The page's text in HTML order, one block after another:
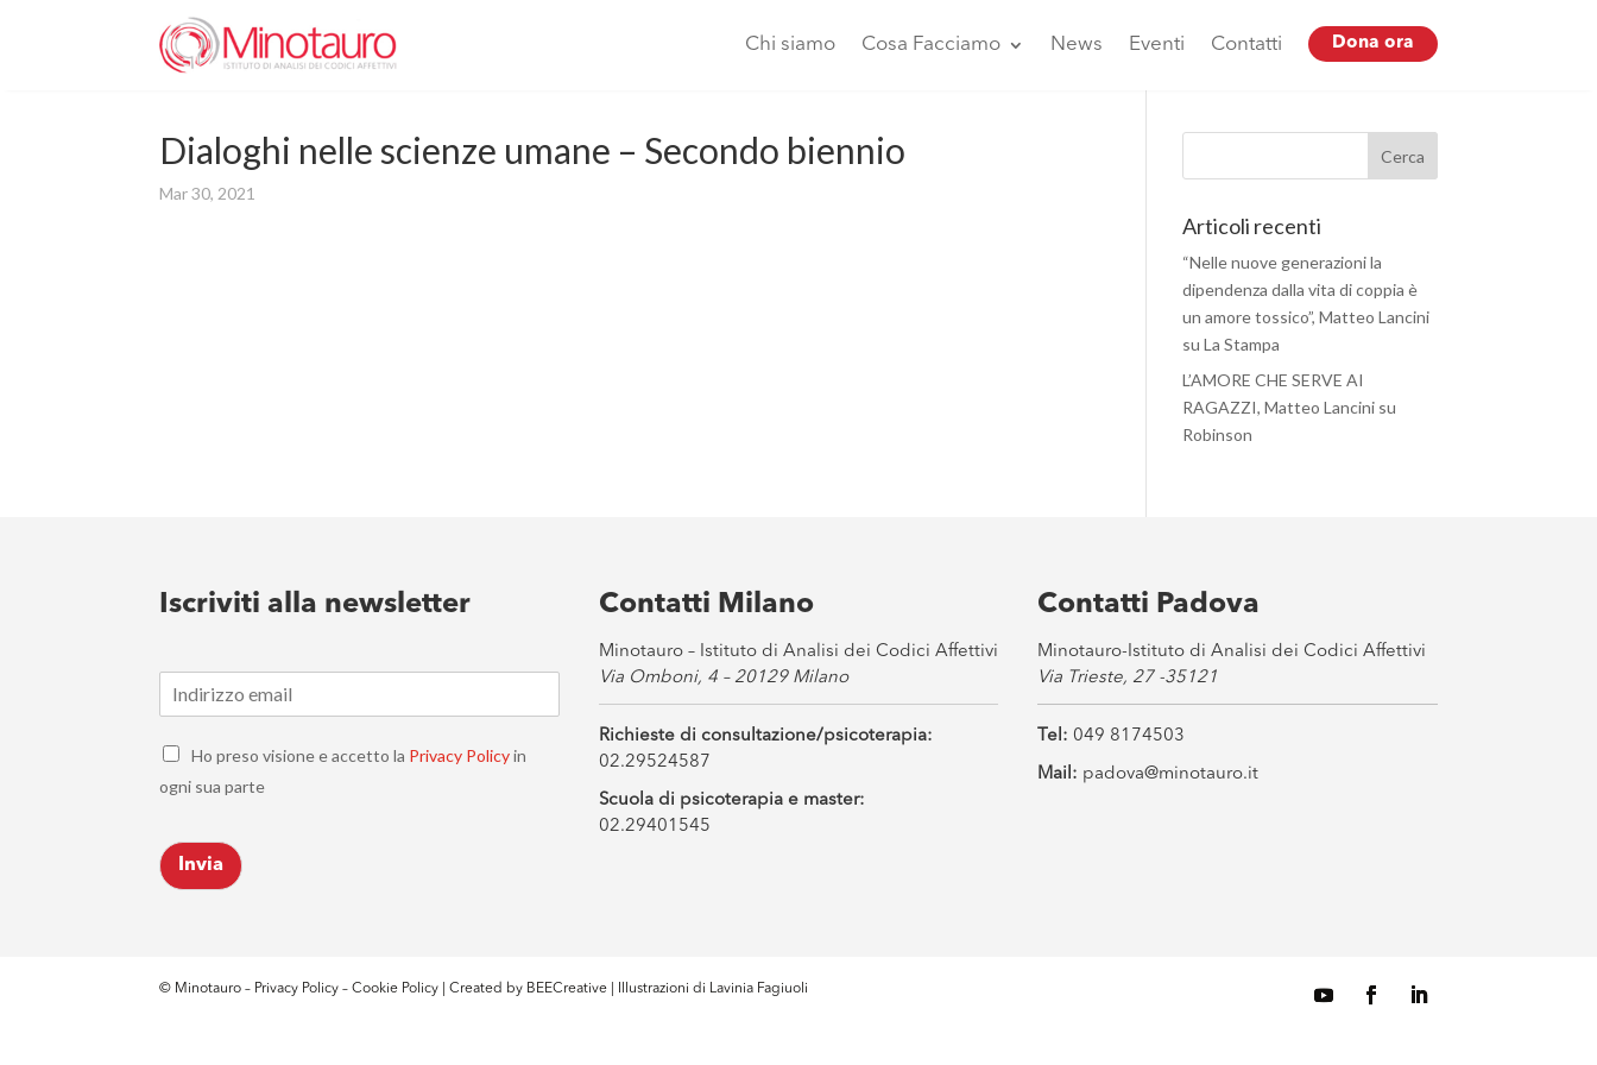
Chi siamo Cosa Facciamo News Eventi Contatti Dona ora
Dialoghi nelle scienze umane – Secondo biennio
Mar 30, 2021
Articoli recenti
“Nelle nuove generazioni la
dipendenza dalla vita di coppia è
un amore tossico”, Matteo Lancini
su La Stampa
L’AMORE CHE SERVE AI
RAGAZZI, Matteo Lancini su
Robinson
Iscriviti alla newsletter
m
i
*
C
e
k
b
o
*
Ho preso visione e accetto la Privacy Policyin
ogni sua parte
Invia
Contatti Milano
Minotauro – Istituto di Analisi dei Codici Affettivi
Via Omboni, 4 – 20129 Milano
Richieste di consultazione/psicoterapia:
02.29524587
Scuola di psicoterapia e master:
02.29401545
Contatti Padova
Minotauro-Istituto di Analisi dei Codici Affettivi
Via Trieste, 27 -35121
Tel: 049 8174503
Mail: padova@minotauro.it
© Minotauro – Privacy Policy –Cookie Policy | Created by BEECreative | Illustrazioni di Lavinia Fagiuoli